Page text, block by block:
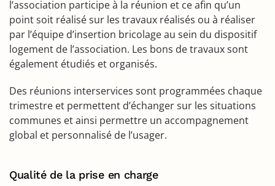
l’association participe à la réunion et ce afin qu’un
point soit réalisé sur les travaux réalisés ou à réaliser
par l’équipe d’insertion bricolage au sein du dispositif
logement de l’association. Les bons de travaux sont
également étudiés et organisés.
Des réunions interservices sont programmées chaque
trimestre et permettent d’échanger sur les situations
communes et ainsi permettre un accompagnement
global et personnalisé de l’usager.
Qualité de la prise en charge